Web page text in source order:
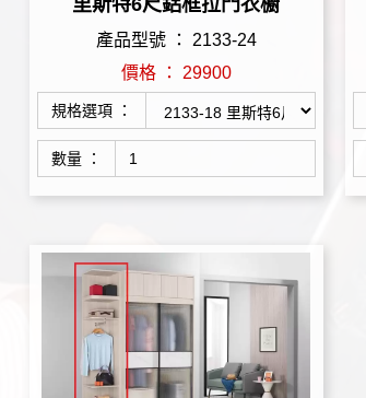
產品型號 ： 2133-24
價格 ： 29900
規格選項 ：
數量 ：